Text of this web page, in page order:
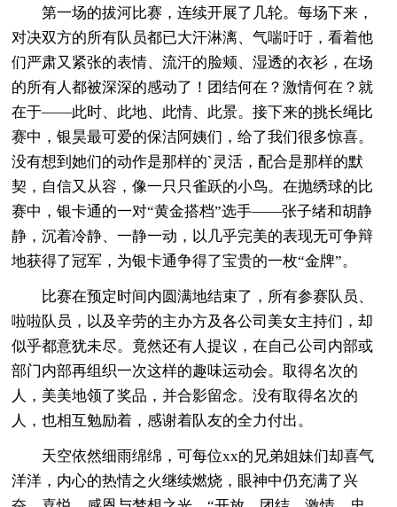
第一场的拔河比赛，连续开展了几轮。每场下来，
对决双方的所有队员都已大汗淋漓、气喘吁吁，看着他
们严肃又紧张的表情、流汗的脸颊、湿透的衣衫，在场
的所有人都被深深的感动了！团结何在？激情何在？就
在于——此时、此地、此情、此景。接下来的挑长绳比
赛中，银昊最可爱的保洁阿姨们，给了我们很多惊喜。
没有想到她们的动作是那样的`灵活，配合是那样的默
契，自信又从容，像一只只雀跃的小鸟。在抛绣球的比
赛中，银卡通的一对“黄金搭档”选手——张子绪和胡静
静，沉着冷静、一静一动，以几乎完美的表现无可争辩
地获得了冠军，为银卡通争得了宝贵的一枚“金牌”。
比赛在预定时间内圆满地结束了，所有参赛队员、
啦啦队员，以及辛劳的主办方及各公司美女主持们，却
似乎都意犹未尽。竟然还有人提议，在自己公司内部或
部门内部再组织一次这样的趣味运动会。取得名次的
人，美美地领了奖品，并合影留念。没有取得名次的
人，也相互勉励着，感谢着队友的全力付出。
天空依然细雨绵绵，可每位xx的兄弟姐妹们却喜气
洋洋，内心的热情之火继续燃烧，眼神中仍充满了兴